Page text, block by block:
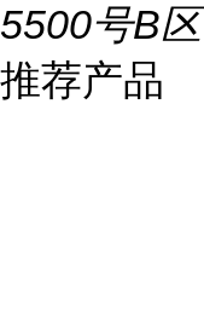
5500号B
推荐产品